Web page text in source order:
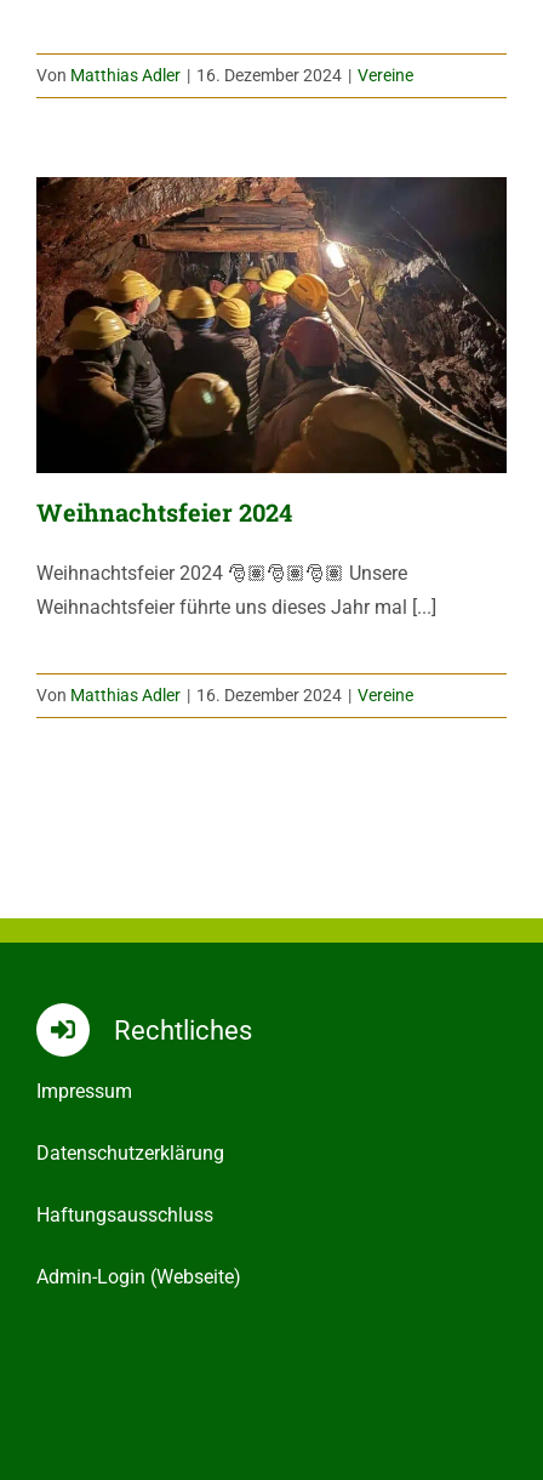
Von Matthias Adler | 16. Dezember 2024 | Vereine
Weihnachtsfeier 2024
Weihnachtsfeier 2024 🎅🏽🎅🏽🎅🏽 Unsere
Weihnachtsfeier führte uns dieses Jahr mal [...]
Von Matthias Adler | 16. Dezember 2024 | Vereine
Rechtliches
Impressum
Datenschutzerklärung
Haftungsausschluss
Admin-Login (Webseite)